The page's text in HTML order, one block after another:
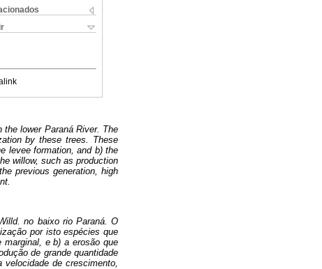
lower Paraná River. The
by these trees. These
levee formation, and b) the
willow, such as production
previous generation, high
no baixo rio Paraná. O
por isto espécies que
e b) a erosão que
de grande quantidade
de crescimento,